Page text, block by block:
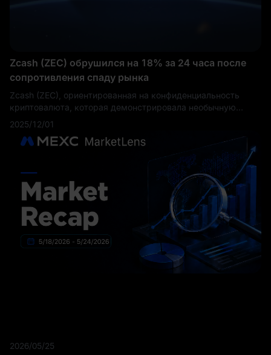
Zcash (ZEC) обрушился на 18% за 24 часа после
сопротивления спаду рынка
Zcash (ZEC), ориентированная на конфиденциальность
криптовалюта, которая демонстрировала необычную
устойчивость во время недавних рыночных потрясений,
испытала резкий разворот с падением на 18% за
последние 24 часа. Токен потерял более трети своей
стоимости за последнюю неделю, что ознаменовало
значительный спад после недель относительной силы.
2025/12/01
2026/05/25